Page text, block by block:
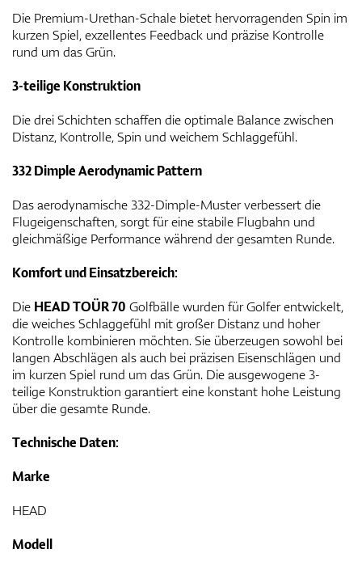
Die Premium-Urethan-Schale bietet hervorragenden Spin im
kurzen Spiel, exzellentes Feedback und präzise Kontrolle
rund um das Grün.
3-teilige Konstruktion
Die drei Schichten schaffen die optimale Balance zwischen
Distanz, Kontrolle, Spin und weichem Schlaggefühl.
332 Dimple Aerodynamic Pattern
Das aerodynamische 332-Dimple-Muster verbessert die
Flugeigenschaften, sorgt für eine stabile Flugbahn und
gleichmäßige Performance während der gesamten Runde.
Komfort und Einsatzbereich:
Die HEAD TOÜR 70 Golfbälle wurden für Golfer entwickelt,
die weiches Schlaggefühl mit großer Distanz und hoher
Kontrolle kombinieren möchten. Sie überzeugen sowohl bei
langen Abschlägen als auch bei präzisen Eisenschlägen und
im kurzen Spiel rund um das Grün. Die ausgewogene 3-
teilige Konstruktion garantiert eine konstant hohe Leistung
über die gesamte Runde.
Technische Daten:
Marke
HEAD
Modell